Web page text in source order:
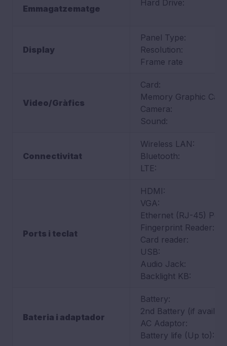
Emmagatzematge
Hard Drive:
Display
Panel Type:
Resolution:
Frame rate
Video/Gràfics
Card:
Memory Graphic
Camera:
Sound:
Connectivitat
Wireless LAN:
Bluetooth:
LTE:
Ports i teclat
HDMI:
VGA:
Ethernet (RJ-45) Port:
Fingerprint Reader:
Card reader:
USB:
Audio Jack:
Backlight KB:
Bateria i adaptador
Battery:
2nd Battery (if
AC Adaptor:
Battery life (Up to):